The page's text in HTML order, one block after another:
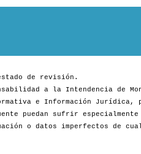
de revisión.
a la Intendencia de
e Información Jurídica,
puedan sufrir especialmente
o datos imperfectos de